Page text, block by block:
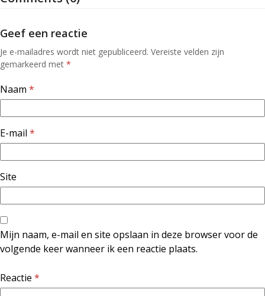
Geef een reactie
Je e-mailadres wordt niet gepubliceerd. Vereiste velden zijn
gemarkeerd met *
Naam *
E-mail *
Site
Mijn naam, e-mail en site opslaan in deze browser voor de
volgende keer wanneer ik een reactie plaats.
Reactie *